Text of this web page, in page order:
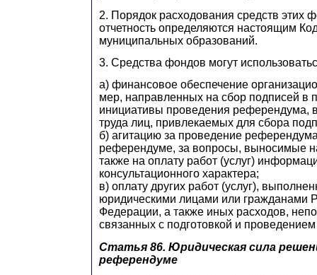
2. Порядок расходования средств этих
отчетность определяются настоящим
муниципальных образований.
3. Средства фондов могут
а) финансовое обеспечение
мер, направленных на сбор подписей в
инициативы проведения референдума,
труда лиц, привлекаемых для сбора
б) агитацию за проведение
референдуме, за вопросы, выносимые
также на оплату работ (услуг)
консультационного характера;
в) оплату других работ (услуг),
юридическими лицами или гражданами
Федерации, а также иных расходов,
связанных с подготовкой и
Статья 86. Юридическая сила
референдуме